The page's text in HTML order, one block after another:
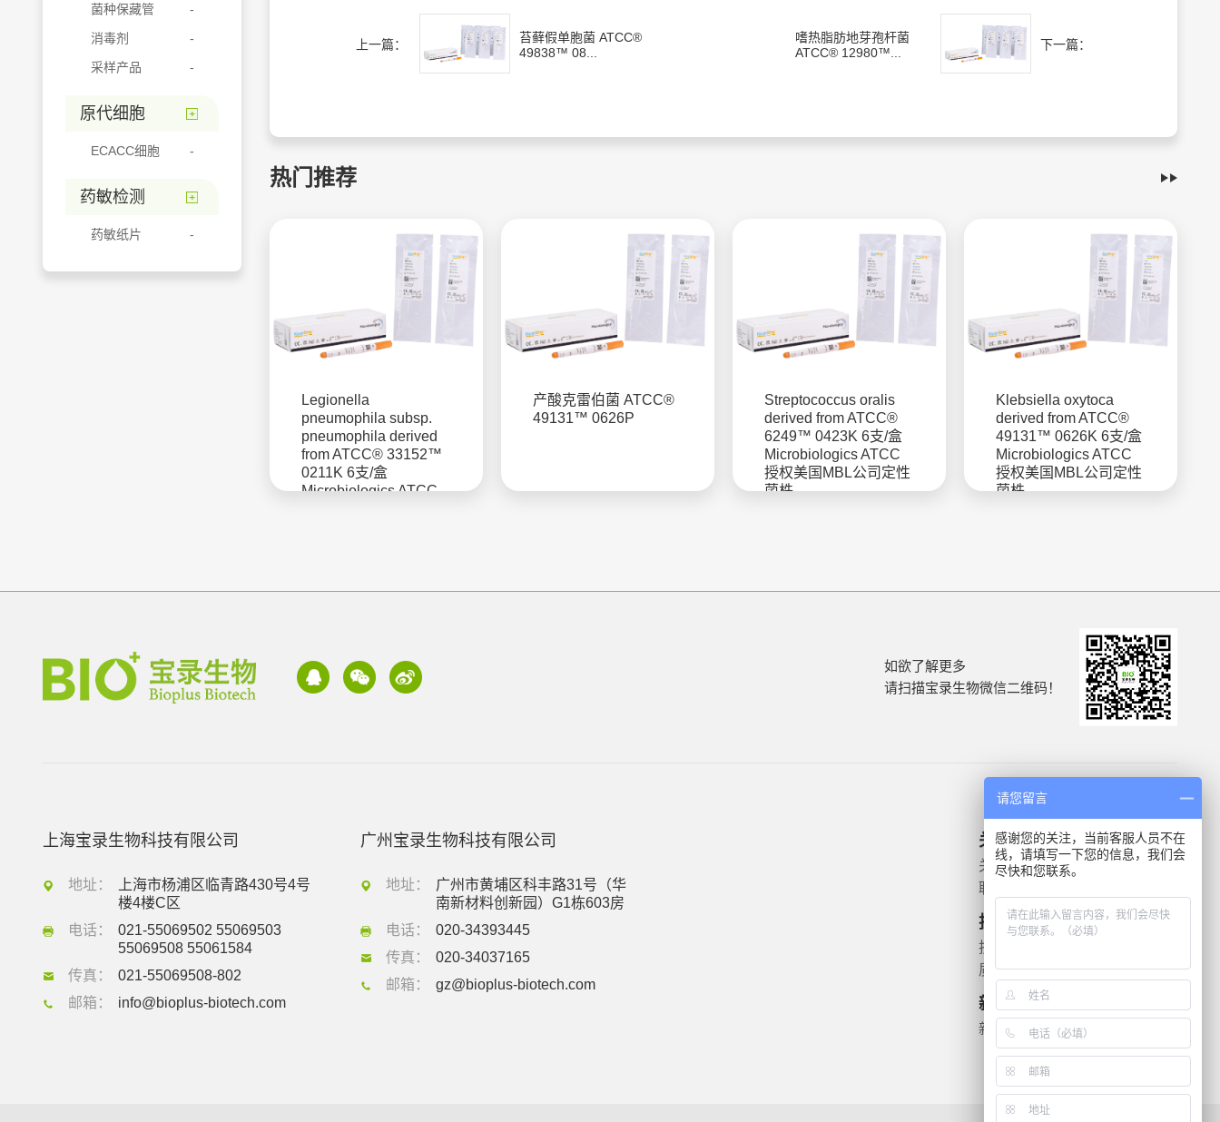
菌种保藏管
消毒剂
采样产品
原代细胞
ECACC细胞
药敏检测
药敏纸片
上一篇：
苔藓假单胞菌 ATCC®
49838™ 08...
嗜热脂肪地芽孢杆菌
ATCC® 12980™...
下一篇：
热门推荐
Legionella
pneumophila subsp.
pneumophila derived
from ATCC® 33152™
0211K 6支/盒
Microbiologics ATCC
产酸克雷伯菌 ATCC®
49131™ 0626P
Streptococcus oralis
derived from ATCC®
6249™ 0423K 6支/盒
Microbiologics ATCC
授权美国MBL公司定性
菌株
Klebsiella oxytoca
derived from ATCC®
49131™ 0626K 6支/盒
Microbiologics ATCC
授权美国MBL公司定性
菌株
如欲了解更多
请扫描宝录生物微信二维码！
上海宝录生物科技有限公司
地址：
上海市杨浦区临青路430号4号
楼4楼C区
电话：
021-55069502 55069503
55069508 55061584
传真：
021-55069508-802
邮箱：
info@bioplus-biotech.com
广州宝录生物科技有限公司
地址：
广州市黄埔区科丰路31号（华
南新材料创新园）G1栋603房
电话：
020-34393445
传真：
020-34037165
邮箱：
gz@bioplus-biotech.com
关于我们
关于我们
联系我们
技术支持
技术文档
质检报告
新闻资讯
新闻动态
产品信息
微生物质控菌株
遗传毒理
药敏检测
请您留言
感谢您的关注，当前客服人员不在
线，请填写一下您的信息，我们会
尽快和您联系。